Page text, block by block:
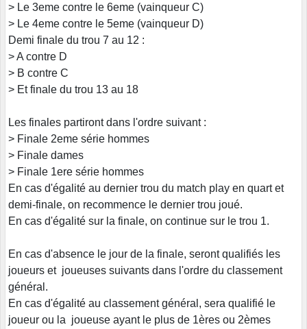
> Le 3eme contre le 6eme (vainqueur C)
> Le 4eme contre le 5eme (vainqueur D)
Demi finale du trou 7 au 12 :
> A contre D
> B contre C
> Et finale du trou 13 au 18
Les finales partiront dans l'ordre suivant :
> Finale 2eme série hommes
> Finale dames
> Finale 1ere série hommes
En cas d'égalité au dernier trou du match play en quart et
demi-finale, on recommence le dernier trou joué.
En cas d'égalité sur la finale, on continue sur le trou 1.
En cas d'absence le jour de la finale, seront qualifiés les
joueurs et joueuses suivants dans l'ordre du classement
général.
En cas d'égalité au classement général, sera qualifié le
joueur ou la joueuse ayant le plus de 1ères ou 2èmes